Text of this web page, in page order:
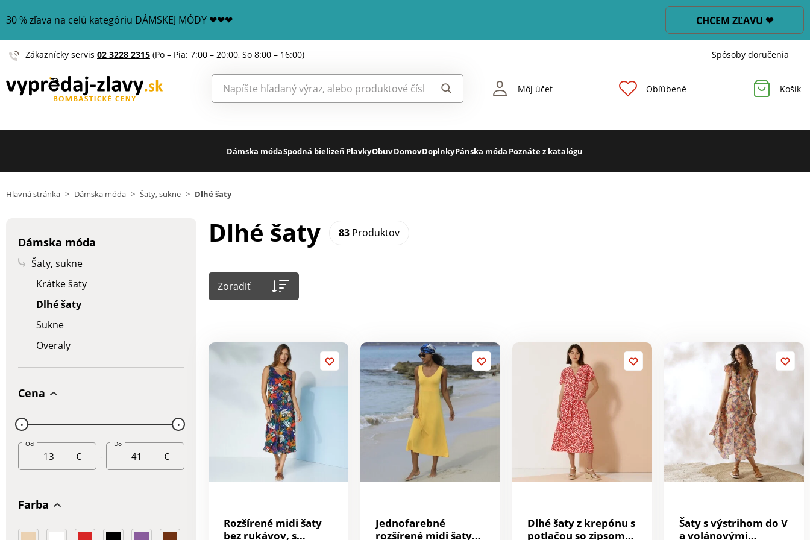
30 % zľava na celú kategóriu DÁMSKEJ MÓDY ❤❤❤ CHCEM ZĽAVU ❤
Zákaznícky servis 02 3228 2315 (Po – Pia: 7:00 – 20:00, So 8:00 – 16:00) Spôsoby doručenia
Môj účet Obľúbené Košík
Dámska módaSpodná bielizeň PlavkyObuvDomovDoplnkyPánska móda Poznáte z katalógu
Hlavná stránka > Dámska móda > Šaty, sukne > Dlhé šaty
Dámska móda
Šaty, sukne
Krátke šaty
Dlhé šaty
Sukne
Overaly
Cena
€
Od
- €
Do
Farba
Dlhé šaty 83 Produktov
Zoradiť
Rozšírené midi šaty
bez rukávov, s
Jednofarebné
rozšírené midi šaty
Dlhé šaty z krepónu s
potlačou so zipsom
Šaty s výstrihom do V
a volánovými